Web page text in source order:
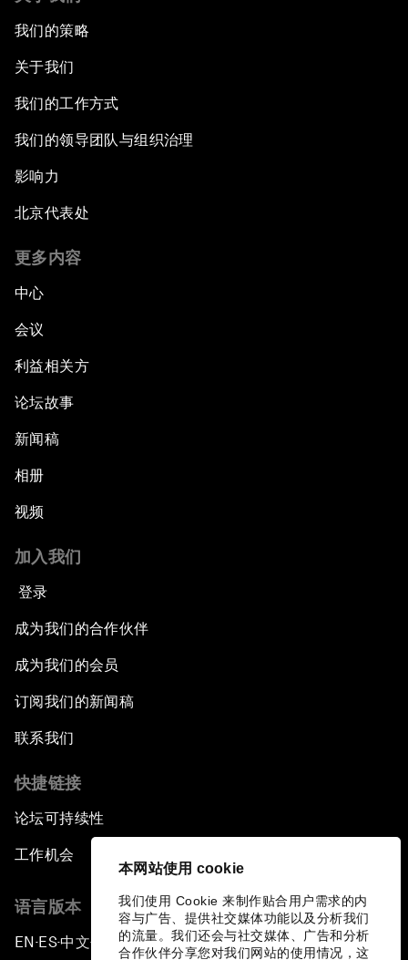
本网站使用 cookie
我们使用 Cookie 来制作贴合用户需求的内
容与广告、提供社交媒体功能以及分析我们
的流量。我们还会与社交媒体、广告和分析
合作伙伴分享您对我们网站的使用情况，这
我们的策略
关于我们
我们的工作方式
我们的领导团队与组织治理
影响力
北京代表处
更多内容
中心
会议
利益相关方
论坛故事
新闻稿
相册
视频
加入我们
登录
成为我们的合作伙伴
成为我们的会员
订阅我们的新闻稿
联系我们
快捷链接
论坛可持续性
工作机会
语言版本
EN ▪ES▪中文▪ 日本語